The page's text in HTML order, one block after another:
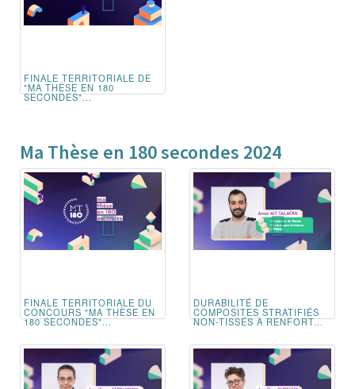
FINALE TERRITORIALE DE
"MA THÈSE EN 180
SECONDES"...
Ma Thèse en 180 secondes 2024
FINALE TERRITORIALE DU
CONCOURS "MA THÈSE EN
180 SECONDES"...
DURABILITÉ DE
COMPOSITES STRATIFIÉS
NON-TISSÉS À RENFORT...